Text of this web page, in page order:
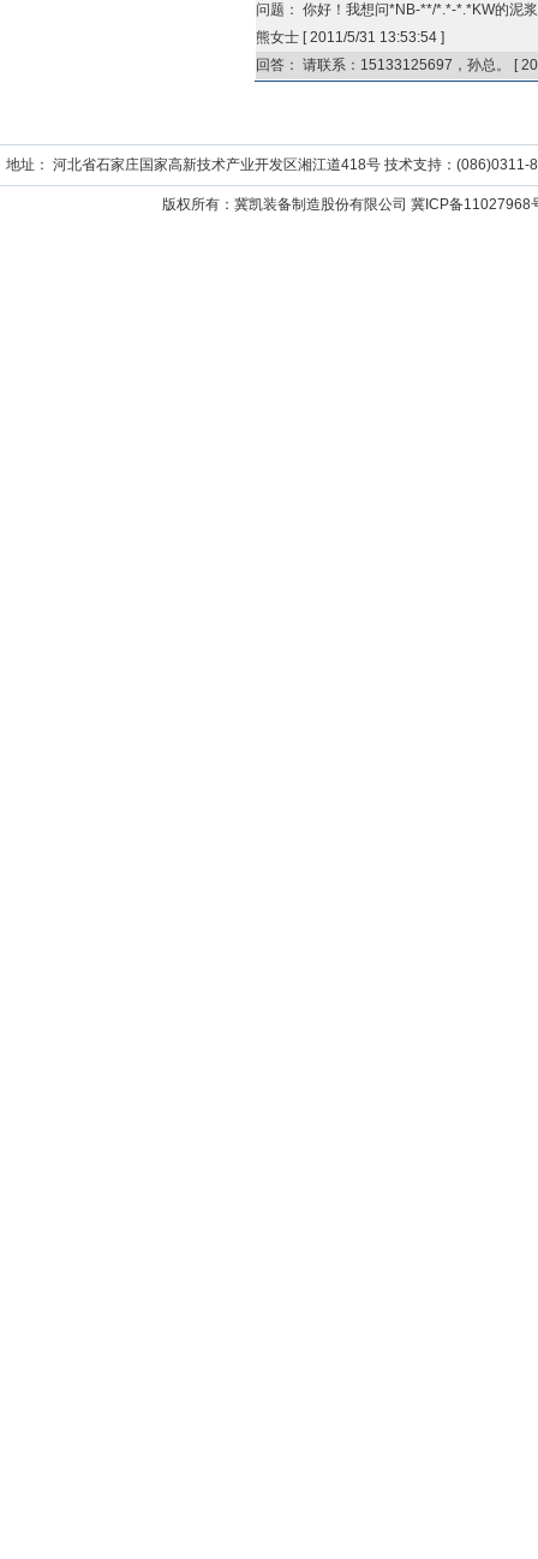
问题： 你好！我想问*NB-**/*.*-*.*KW的泥
熊女士[2011/5/31 13:53:54]
回答： 请联系：15133125697，孙总。 [
地址： 河北省石家庄国家高新技术产业开发区湘江道418号 技术支持：
版权所有：冀凯装备制造股份有限公司 冀ICP备11027968